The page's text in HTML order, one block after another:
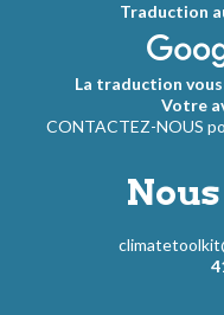
Traduction
La traduction
Votre
CONTACTEZ-NOUS